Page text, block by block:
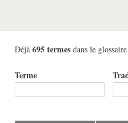
Déjà 695 termes dans le
Terme